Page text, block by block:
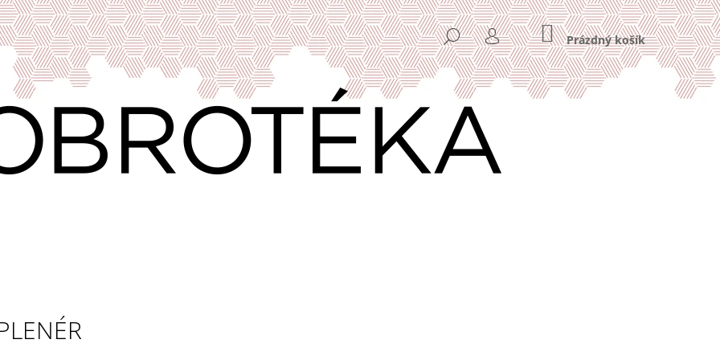
HLEDAT
PŘIHLÁŠENÍ
NÁKUPNÍ
KOŠÍK
Prázdný košík
CO POTŘEBUJETE NAJÍT?
HLEDAT